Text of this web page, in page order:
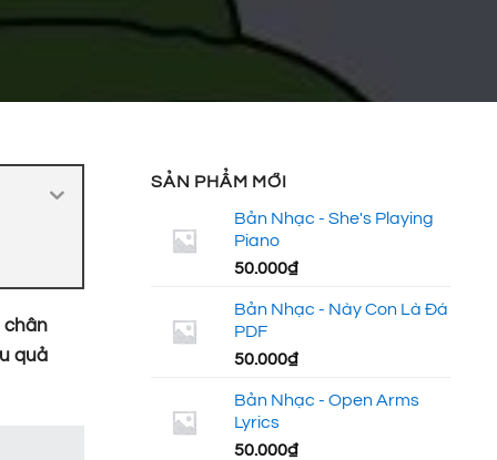
chân
quả
SẢN PHẨM MỚI
Bản Nhạc - She's Playing
Piano
50.000₫
Bản Nhạc - Này Con Là Đá
PDF
50.000₫
Bản Nhạc - Open Arms
Lyrics
50.000₫